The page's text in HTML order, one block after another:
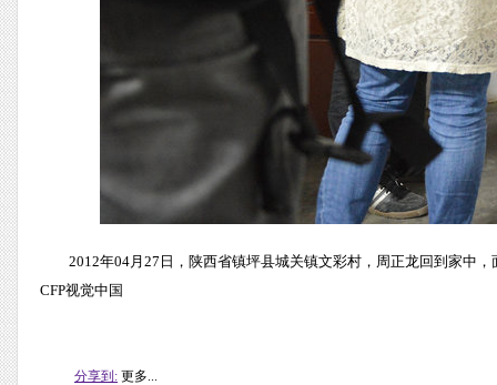
2012年04月27日，陕西省镇坪县城关镇文彩村，周正龙回到家中
CFP视觉中国
分享到: 更多...